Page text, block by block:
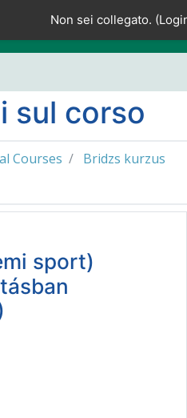
Non sei collegato. (
sul corso
Courses
Bridzs kurzus
sport)